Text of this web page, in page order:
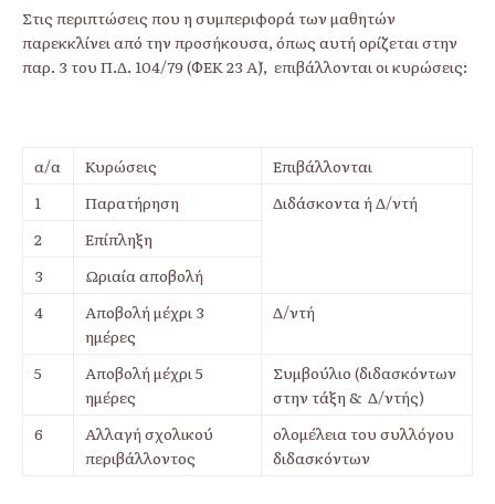
Στις περιπτώσεις που η συμπεριφορά των μαθητών
παρεκκλίνει από την προσήκουσα, όπως αυτή ορίζεται στην
παρ. 3 του Π.Δ. 104/79 (ΦΕΚ 23 Α΄), επιβάλλονται οι κυρώσεις:
α/α Κυρώσεις
Επιβάλλονται
1
Παρατήρηση
Διδάσκοντα ή Δ/ντή
2
Επίπληξη
3
Ωριαία αποβολή
4
Αποβολή μέχρι 3
ημέρες
Δ/ντή
5
Αποβολή μέχρι 5
ημέρες
Συμβούλιο (διδασκόντων
στην τάξη & Δ/ντής)
6
Αλλαγή σχολικού
περιβάλλοντος
ολομέλεια του συλλόγου
διδασκόντων